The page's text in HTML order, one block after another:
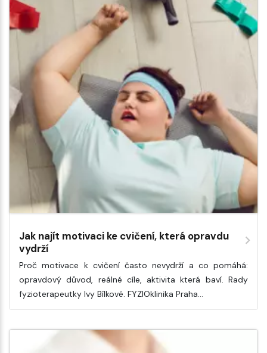
Jak najít motivaci ke cvičení, která opravdu
vydrží
Proč motivace k cvičení často nevydrží a co pomáhá:
opravdový důvod, reálné cíle, aktivita která baví. Rady
fyzioterapeutky Ivy Bílkové. FYZIOklinika Praha…